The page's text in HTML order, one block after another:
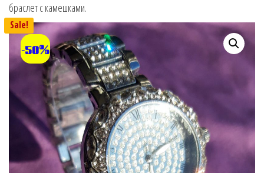
браслет с камешками.
Sale!
-50%